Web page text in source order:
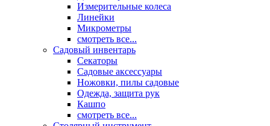
Измерительные колеса
Линейки
Микрометры
смотреть все...
Садовый инвентарь
Секаторы
Садовые аксессуары
Ножовки, пилы садовые
Одежда, защита рук
Кашпо
смотреть все...